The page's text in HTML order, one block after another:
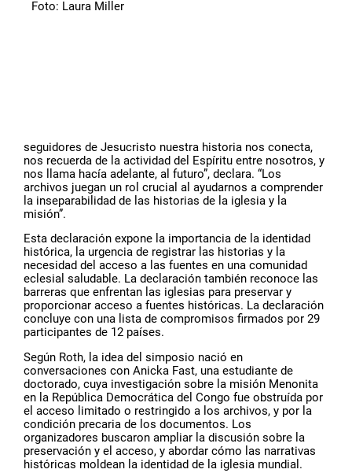
seguidores de Jesucristo nuestra historia nos conecta,
nos recuerda de la actividad del Espíritu entre nosotros, y
nos llama hacía adelante, al futuro”, declara. “Los
archivos juegan un rol crucial al ayudarnos a comprender
la inseparabilidad de las historias de la iglesia y la
misión”.
Esta declaración expone la importancia de la identidad
histórica, la urgencia de registrar las historias y la
necesidad del acceso a las fuentes en una comunidad
eclesial saludable. La declaración también reconoce las
barreras que enfrentan las iglesias para preservar y
proporcionar acceso a fuentes históricas. La declaración
concluye con una lista de compromisos firmados por 29
participantes de 12 países.
Según Roth, la idea del simposio nació en
conversaciones con Anicka Fast, una estudiante de
doctorado, cuya investigación sobre la misión Menonita
en la República Democrática del Congo fue obstruída por
el acceso limitado o restringido a los archivos, y por la
condición precaria de los documentos. Los
organizadores buscaron ampliar la discusión sobre la
preservación y el acceso, y abordar cómo las narrativas
históricas moldean la identidad de la iglesia mundial.